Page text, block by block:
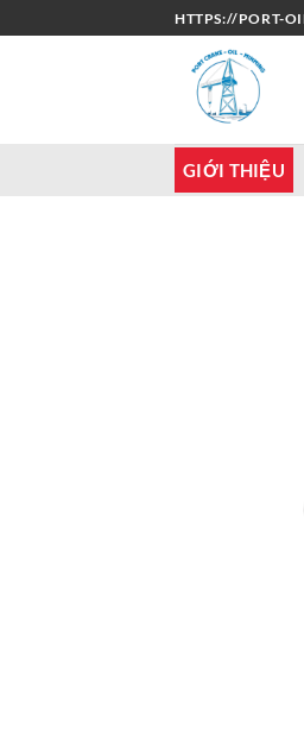
qua
HTTPS://PORT-
GIỚI THIỆU